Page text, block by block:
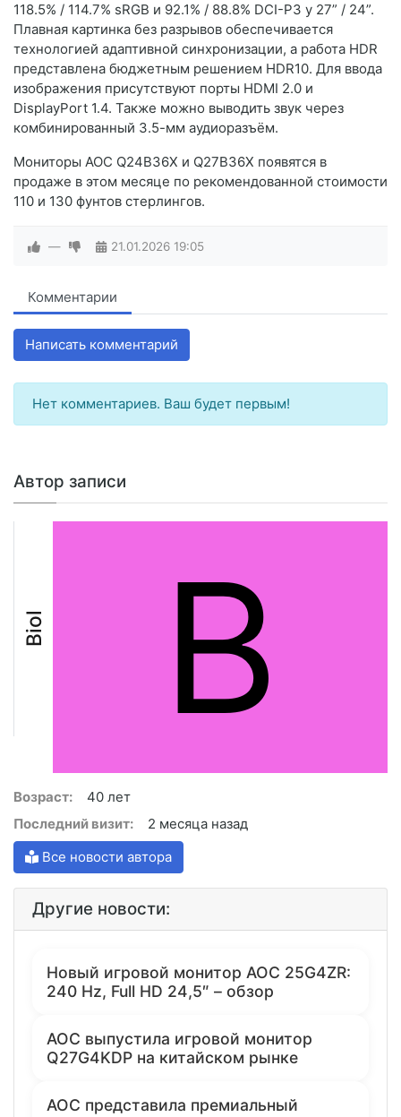
118.5% / 114.7% sRGB и 92.1% / 88.8% DCI-P3 у 27” / 24”.
Плавная картинка без разрывов обеспечивается
технологией адаптивной синхронизации, а работа HDR
представлена бюджетным решением HDR10. Для ввода
изображения присутствуют порты HDMI 2.0 и
DisplayPort 1.4. Также можно выводить звук через
комбинированный 3.5-мм аудиоразъём.
Мониторы AOC Q24B36X и Q27B36X появятся в
продаже в этом месяце по рекомендованной стоимости
110 и 130 фунтов стерлингов.
— 21.01.2026 19:05
Комментарии
Написать комментарий
Нет комментариев. Ваш будет первым!
Автор записи
Biol B
Возраст:
40 лет
Последний визит:
2 месяца назад
Все новости автора
Другие новости:
Новый игровой монитор AOC 25G4ZR:
240 Hz, Full HD 24,5″ – обзор
AOC выпустила игровой монитор
Q27G4KDP на китайском рынке
AOC представила премиальный